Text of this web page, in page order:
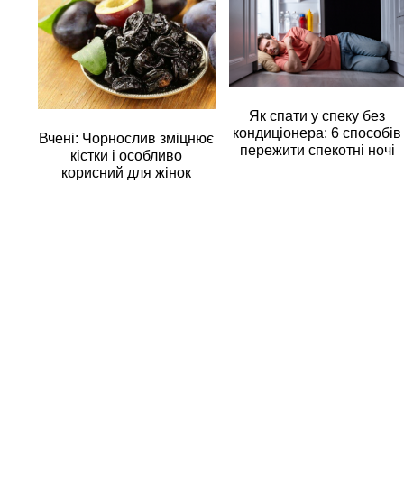
Вчені: Чорнослив зміцнює
кістки і особливо
корисний для жінок
Як спати у спеку без
кондиціонера: 6 способів
пережити спекотні ночі